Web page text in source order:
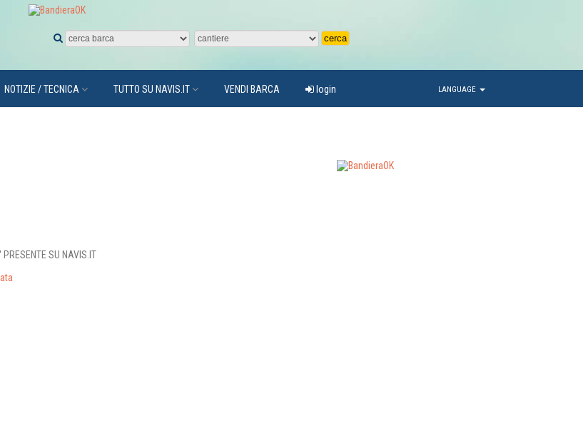
LANGUAGE
NOTIZIE / TECNICA TUTTO SU NAVIS.IT VENDI BARCA login
PRESENTE SU NAVIS.IT